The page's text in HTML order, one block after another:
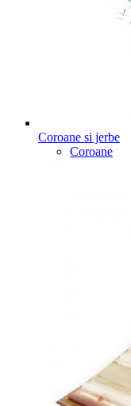
Coroane si jerbe
Coroane